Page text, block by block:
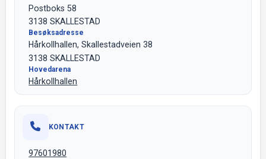
Postboks 58
3138 SKALLESTAD
Besøksadresse
Hårkollhallen, Skallestadveien 38
3138 SKALLESTAD
Hovedarena
Hårkollhallen
KONTAKT
97601980